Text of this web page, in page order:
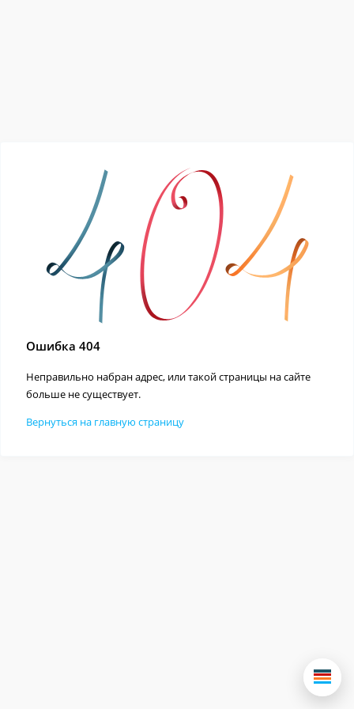
Ошибка 404
Неправильно набран адрес, или такой страницы на сайте
больше не существует.
Вернуться на главную страницу